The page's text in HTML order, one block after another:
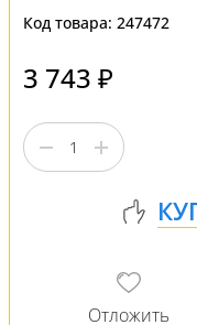
Код товара: 247472
3 743 ₽